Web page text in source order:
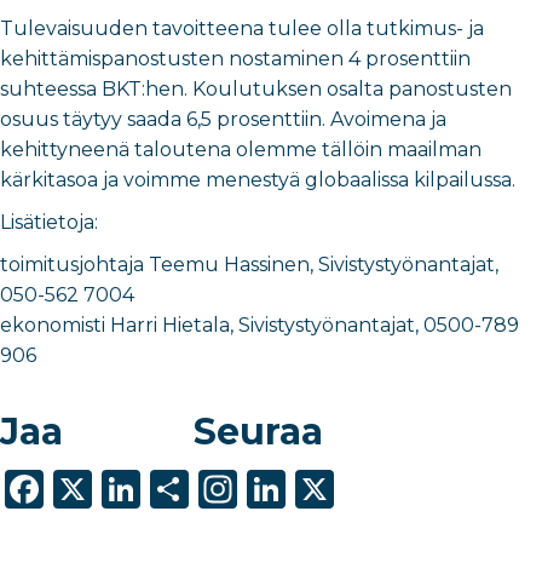
Tulevaisuuden tavoitteena tulee olla tutkimus- ja
kehittämispanostusten nostaminen 4 prosenttiin
suhteessa BKT:hen. Koulutuksen osalta panostusten
osuus täytyy saada 6,5 prosenttiin. Avoimena ja
kehittyneenä taloutena olemme tällöin maailman
kärkitasoa ja voimme menestyä globaalissa kilpailussa.
Lisätietoja:
toimitusjohtaja Teemu Hassinen, Sivistystyönantajat,
050-562 7004
ekonomisti Harri Hietala, Sivistystyönantajat, 0500-789
906
Jaa
F
X
Li S
Seuraa
In Li